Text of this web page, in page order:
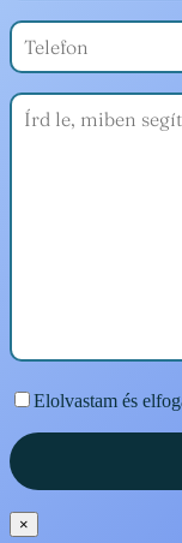
Elolvastam és
×